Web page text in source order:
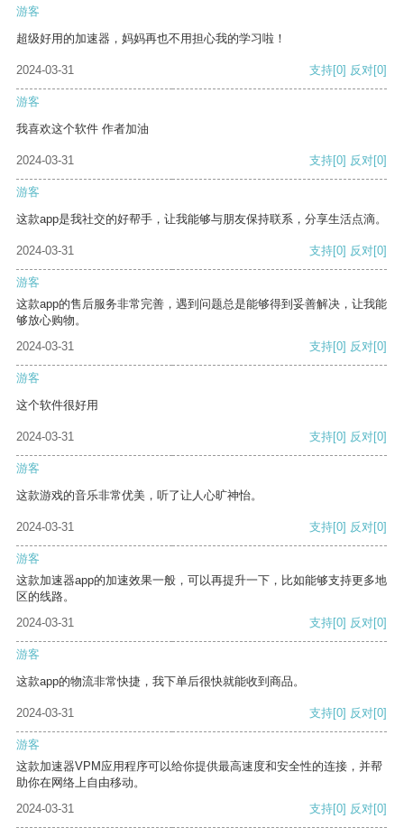
游客
超级好用的加速器，妈妈再也不用担心我的学习啦！
2024-03-31 支持[0] 反对[0]
游客
我喜欢这个软件 作者加油
2024-03-31 支持[0] 反对[0]
游客
这款app是我社交的好帮手，让我能够与朋友保持联系，分享生活点滴。
2024-03-31 支持[0] 反对[0]
游客
这款app的售后服务非常完善，遇到问题总是能够得到妥善解决，让我能
够放心购物。
2024-03-31
支持[0] 反对[0]
游客
这个软件很好用
2024-03-31 支持[0] 反对[0]
游客
这款游戏的音乐非常优美，听了让人心旷神怡。
2024-03-31 支持[0] 反对[0]
游客
这款加速器app的加速效果一般，可以再提升一下，比如能够支持更多地
区的线路。
2024-03-31
支持[0] 反对[0]
游客
这款app的物流非常快捷，我下单后很快就能收到商品。
2024-03-31 支持[0] 反对[0]
游客
这款加速器VPM应用程序可以给你提供最高速度和安全性的连接，并帮
助你在网络上自由移动。
2024-03-31
支持[0] 反对[0]